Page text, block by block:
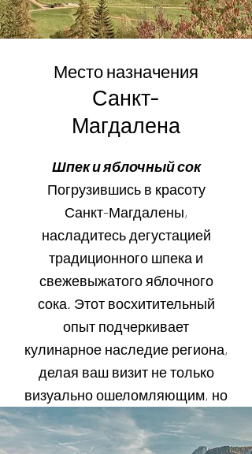
Место назначения
Санкт-
Магдалена
Шпек и яблочный сок
Погрузившись в красоту
Санкт-Магдалены,
насладитесь дегустацией
традиционного шпека и
свежевыжатого яблочного
сока. Этот восхитительный
опыт подчеркивает
кулинарное наследие региона,
делая ваш визит не только
визуально ошеломляющим, но
и восхитительным угощением
для вкусовых рецепторов.